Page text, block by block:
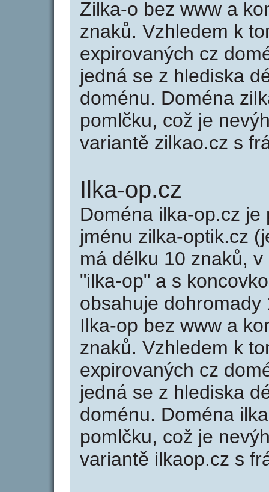
Zilka-o bez www a
znaků. Vzhledem k
expirovaných cz
jedná se z hlediska
doménu. Doména
pomlčku, což je
variantě zilkao.cz s
Ilka-op.cz
Doména ilka-op.cz
jménu zilka-optik.cz
má délku 10 znaků,
"ilka-op" a s
obsahuje
Ilka-op bez www a
znaků. Vzhledem k
expirovaných cz
jedná se z hlediska
doménu. Doména
pomlčku, což je
variantě ilkaop.cz s